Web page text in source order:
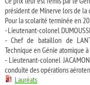
président de Minerve lors de la
Pour la scolarité terminée en
- Lieutenant-colonel
- Chef de bataillon de
Technique en Génie atomique
- Lieutenant-colonel
conduite des opérations
Lauréats